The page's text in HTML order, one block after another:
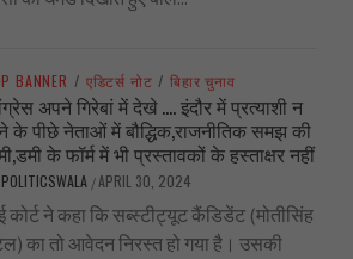
BANNER / एडिटर्स नोट / बिहार चुनाव
अपने गिरेबां में देखे …. इंदौर में प्रत्याशी न
के पीछे नेताओं में बौद्धिक,राजनीतिक समझ की
के फॉर्म में भी प्रस्तावकों के हस्ताक्षर नहीं
POLITICSWALA /APRIL 30, 2024
कोर्ट ने कहा कि सब्स्टीट्यूट कैंडिडेंट (मोतीसिंह
का तो आवेदन निरस्त हो गया है। उसकी